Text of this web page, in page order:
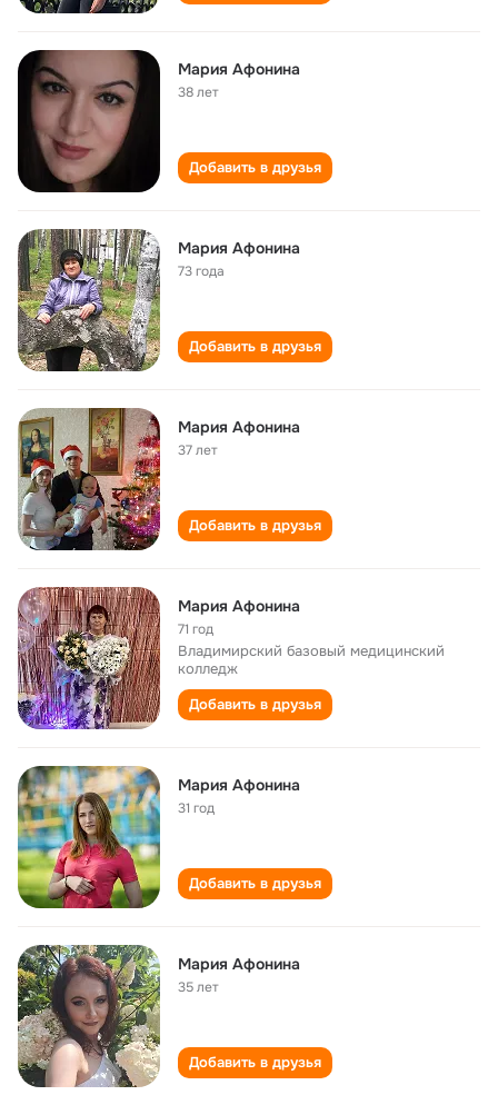
Мария Афонина
38 лет
Добавить в друзья
Мария Афонина
73 года
Добавить в друзья
Мария Афонина
37 лет
Добавить в друзья
Мария Афонина
71 год
Владимирский базовый медицинский
колледж
Добавить в друзья
Мария Афонина
31 год
Добавить в друзья
Мария Афонина
35 лет
Добавить в друзья